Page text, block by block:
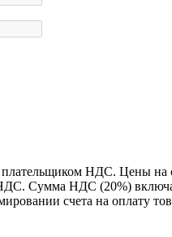
плательщиком НДС. Цены на
Сумма НДС (20%)
счета на оплату